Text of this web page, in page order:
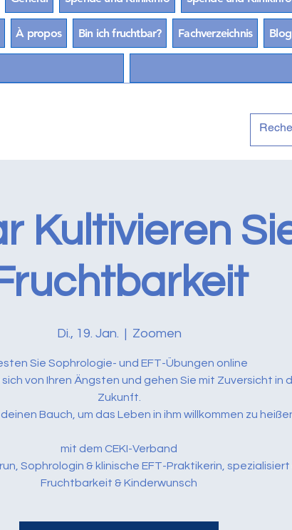
À propos Bin ich fruchtbar? Fachverzeichnis
Kultivieren
Di., 19. Jan.
  |
Zoomen
Sie Sophrologie- und EFT-Übungen online
von Ihren Ängsten und gehen Sie mit Zuversicht in
Zukunft.
Bauch, um das Leben in ihm willkommen zu
mit dem CEKI-Verband
Sophrologin & klinische EFT-Praktikerin,
Fruchtbarkeit & Kinderwunsch